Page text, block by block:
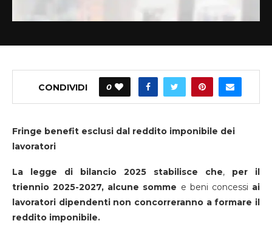
CONDIVIDI 0
Fringe benefit esclusi dal reddito imponibile dei
lavoratori
La legge di bilancio 2025 stabilisce che, per il
triennio 2025-2027, alcune somme e beni concessi ai
lavoratori dipendenti non concorreranno a formare il
reddito imponibile.